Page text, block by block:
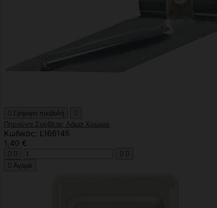
 Γρήγορη προβολή 
Πηρούνα Σούβλας Λάμα Χρώμιο
Κωδικός: L166145
1,40 €
   
 Αγορά